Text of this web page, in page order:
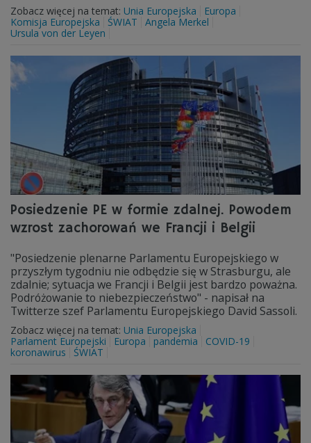
Zobacz więcej na temat: Unia Europejska
Europa
Komisja Europejska
ŚWIAT
Angela Merkel
Ursula von der Leyen
Posiedzenie PE w formie zdalnej. Powodem
wzrost zachorowań we Francji i Belgii
"Posiedzenie plenarne Parlamentu Europejskiego w
przyszłym tygodniu nie odbędzie się w Strasburgu, ale
zdalnie; sytuacja we Francji i Belgii jest bardzo poważna.
Podróżowanie to niebezpieczeństwo" - napisał na
Twitterze szef Parlamentu Europejskiego David Sassoli.
Zobacz więcej na temat: Unia Europejska
Parlament Europejski
Europa pandemia
COVID-19
koronawirus
ŚWIAT